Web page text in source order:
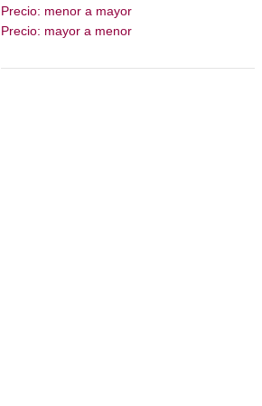
Precio: menor a mayor
Precio: mayor a menor